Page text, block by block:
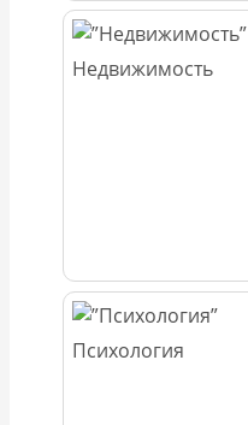
Недвижимость
Психология